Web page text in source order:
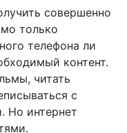
совершенно
только
телефона ли
контент.
читать
с
Но интернет